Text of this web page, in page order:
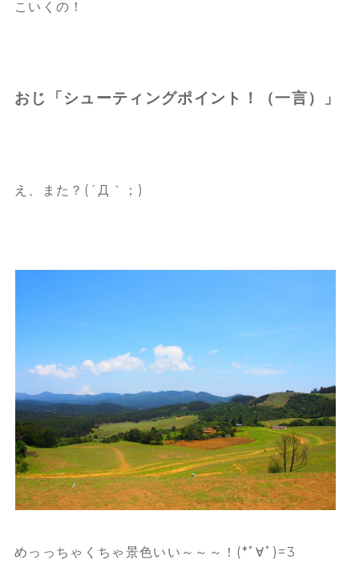
こいくの！
おじ「シューティングポイント！（一言）」
え、また？(´Д｀；)
めっっちゃくちゃ景色いい～～～！(*ﾟ∀ﾟ)=3